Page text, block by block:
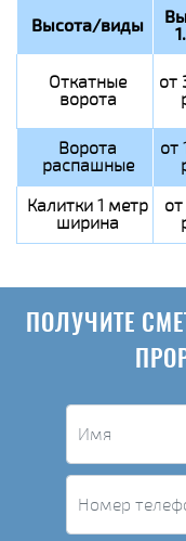
Высота/виды
Откатные
ворота
от
Ворота
распашные
от
Калитки 1 метр
ширина
ПОЛУЧИТЕ